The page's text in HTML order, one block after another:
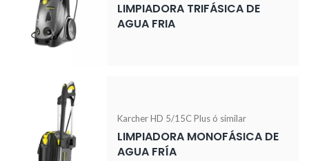
LIMPIADORA TRIFÁSICA DE
AGUA FRIA
Karcher HD 5/15C Plus ó similar
LIMPIADORA MONOFÁSICA DE
AGUA FRÍA